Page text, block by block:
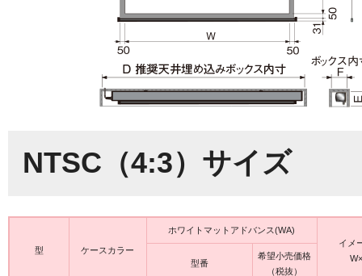
NTSC（4:3）サイズ
型 ケースカラー
ホワイトマットアドバンス(WA)
イメ
型番
希望小売価格
（税抜）